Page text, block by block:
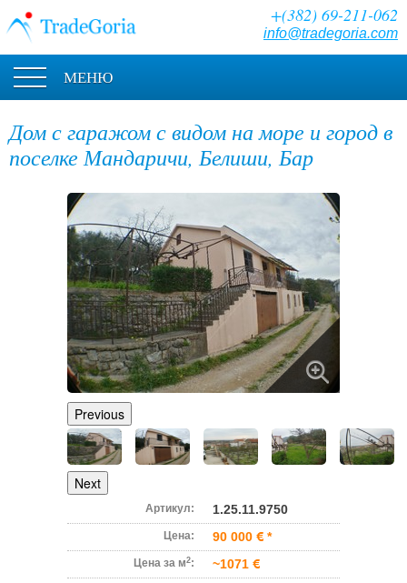
+(382) 69-211-062
info@tradegoria.com
МЕНЮ
Дом с гаражом с видом на море и город в
поселке Мандаричи, Белиши, Бар
Previous
Next
Артикул: 1.25.11.9750
Цена: 90 000 *
Цена за м2: ~1071